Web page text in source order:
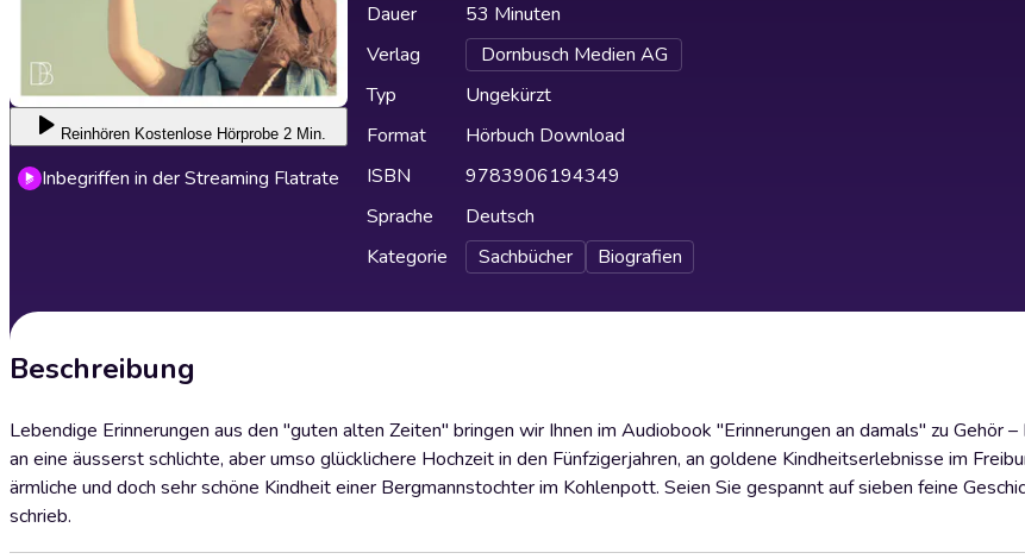
Reinhören Kostenlose Hörprobe 2 Min.
Inbegriffen in der Streaming Flatrate
Dauer
53 Minuten
Verlag
Dornbusch Medien AG
Typ
Ungekürzt
Format
Hörbuch Download
ISBN
9783906194349
Sprache
Deutsch
Kategorie
Sachbücher Biografien
Beschreibung
Lebendige Erinnerungen aus den "guten alten Zeiten" bringen wir Ihnen im Audiobook "Erinnerungen an damals" zu Gehör
an eine äusserst schlichte, aber umso glücklichere Hochzeit in den Fünfzigerjahren, an goldene Kindheitserlebnisse im
ärmliche und doch sehr schöne Kindheit einer Bergmannstochter im Kohlenpott. Seien Sie gespannt auf sieben feine
schrieb.